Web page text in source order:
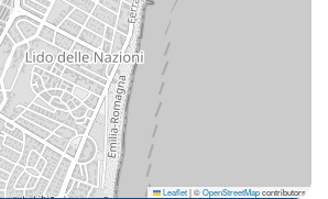
Leaflet|©OpenStreetMapcontributors